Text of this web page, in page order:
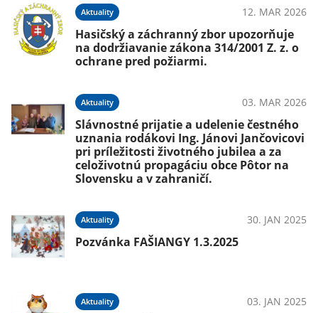
Aktuality 12. MAR 2026
Hasičský a záchranný zbor upozorňuje
na dodržiavanie zákona 314/2001 Z. z. o
ochrane pred požiarmi.
Aktuality 03. MAR 2026
Slávnostné prijatie a udelenie čestného
uznania rodákovi Ing. Jánovi Jančovicovi
pri príležitosti životného jubilea a za
celoživotnú propagáciu obce Pôtor na
Slovensku a v zahraničí.
Aktuality 30. JAN 2025
Pozvánka FAŠIANGY 1.3.2025
Aktuality 03. JAN 2025